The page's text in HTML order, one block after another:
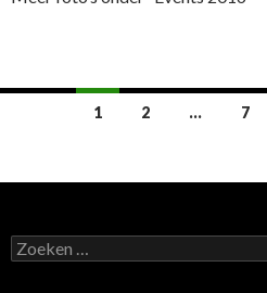
navigatie
1 2 … 7
Z
o